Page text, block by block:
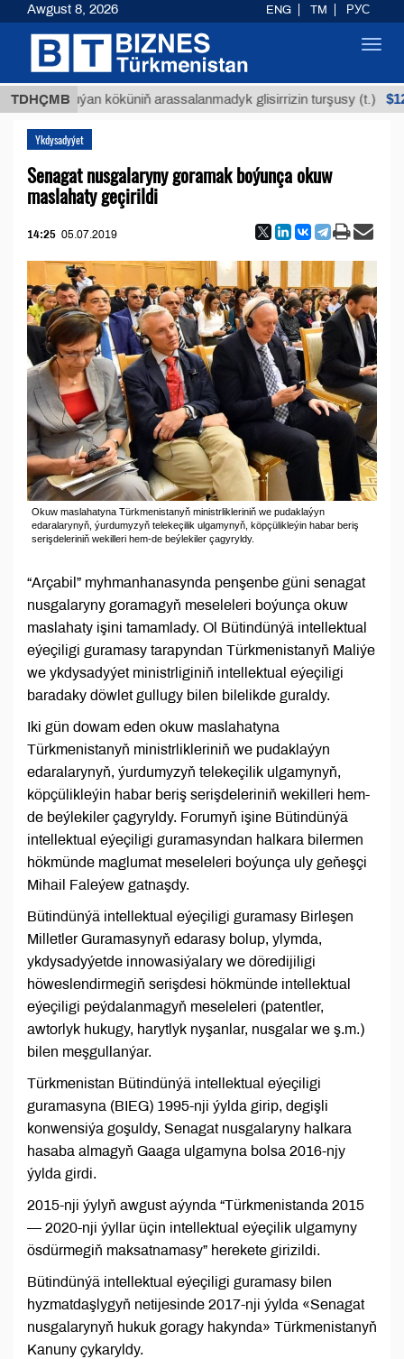
TDHÇMB
Buýan köküniň arassalanmadyk glisirrizin turşusy (t.) $12935,18
Ykdysadyýet
Senagat nusgalaryny goramak boýunça okuw
maslahaty geçirildi
14:25 05.07.2019
Okuw maslahatyna Türkmenistanyň ministrlikleriniň we pudaklaýyn
edaralarynyň, ýurdumyzyň telekeçilik ulgamynyň, köpçülikleýin habar beriş
serişdeleriniň wekilleri hem-de beýlekiler çagyryldy.
“Arçabil” myhmanhanasynda penşenbe güni senagat
nusgalaryny goramagyň meseleleri boýunça okuw
maslahaty işini tamamlady. Ol Bütindünýä intellektual
eýeçiligi guramasy tarapyndan Türkmenistanyň Maliýe
we ykdysadyýet ministrliginiň intellektual eýeçiligi
baradaky döwlet gullugy bilen bilelikde guraldy.
Iki gün dowam eden okuw maslahatyna
Türkmenistanyň ministrlikleriniň we pudaklaýyn
edaralarynyň, ýurdumyzyň telekeçilik ulgamynyň,
köpçülikleýin habar beriş serişdeleriniň wekilleri hem-
de beýlekiler çagyryldy. Forumyň işine Bütindünýä
intellektual eýeçiligi guramasyndan halkara bilermen
hökmünde maglumat meseleleri boýunça uly geňeşçi
Mihail Faleýew gatnaşdy.
Bütindünýä intellektual eýeçiligi guramasy Birleşen
Milletler Guramasynyň edarasy bolup, ylymda,
ykdysadyýetde innowasiýalary we döredijiligi
höweslendirmegiň serişdesi hökmünde intellektual
eýeçiligi peýdalanmagyň meseleleri (patentler,
awtorlyk hukugy, harytlyk nyşanlar, nusgalar we ş.m.)
bilen meşgullanýar.
Türkmenistan Bütindünýä intellektual eýeçiligi
guramasyna (BIEG) 1995-nji ýylda girip, degişli
konwensiýa goşuldy, Senagat nusgalaryny halkara
hasaba almagyň Gaaga ulgamyna bolsa 2016-njy
ýylda girdi.
2015-nji ýylyň awgust aýynda “Türkmenistanda 2015
— 2020-nji ýyllar üçin intellektual eýeçilik ulgamyny
ösdürmegiň maksatnamasy” herekete girizildi.
Bütindünýä intellektual eýeçiligi guramasy bilen
hyzmatdaşlygyň netijesinde 2017-nji ýylda «Senagat
nusgalarynyň hukuk goragy hakynda» Türkmenistanyň
Kanuny çykaryldy.
Awgust 8, 2026 ENG TM РУС